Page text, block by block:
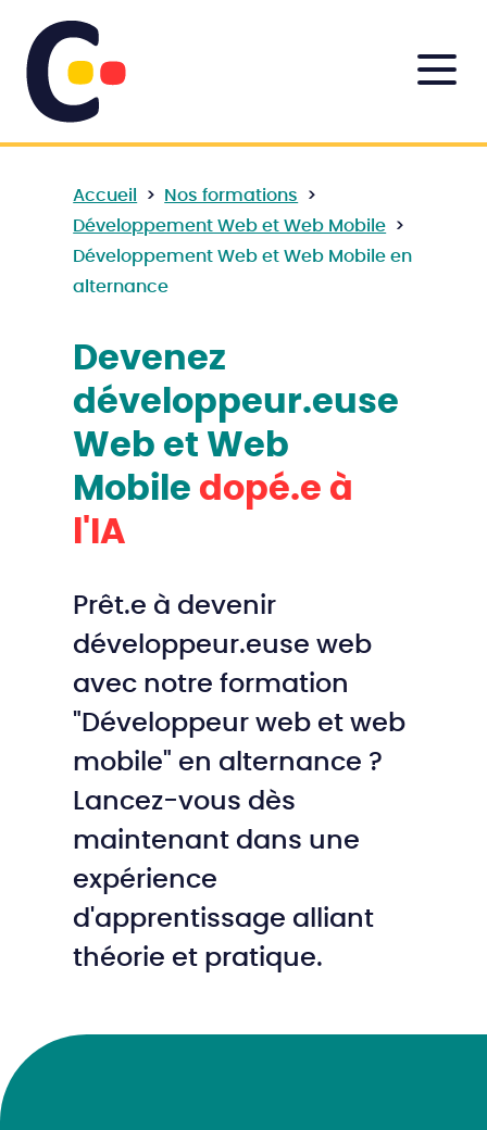
Accueil > Nos formations
>
Développement Web et Web Mobile
>
Développement Web et Web Mobile en
alternance
Devenez
développeur.euse
Web et Web
Mobile dopé.e à
l'IA
Prêt.e à devenir
développeur.euse web
avec notre formation
"Développeur web et web
mobile" en alternance ?
Lancez-vous dès
maintenant dans une
expérience
d'apprentissage alliant
théorie et pratique.